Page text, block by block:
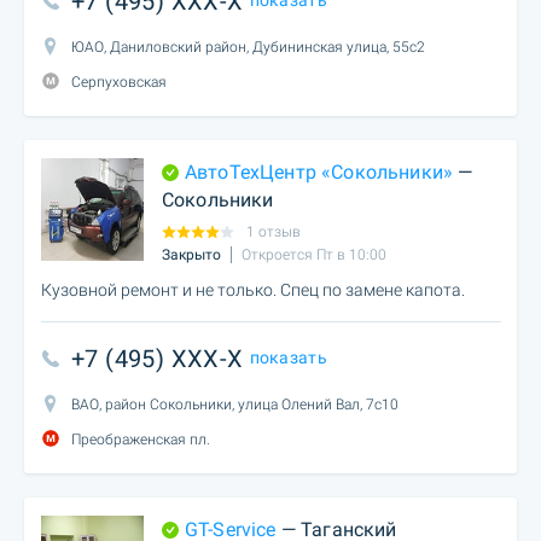
ЮАО, Даниловский район, Дубининская улица, 55с2
Серпуховская
АвтоТехЦентр «Сокольники» —
Сокольники
1 отзыв
Закрыто
Откроется Пт в 10:00
Кузовной ремонт и не только. Спец по замене капота.
+7 (495) XXX-X показать
ВАО, район Сокольники, улица Олений Вал, 7с10
Преображенская пл.
GT-Service — Таганский